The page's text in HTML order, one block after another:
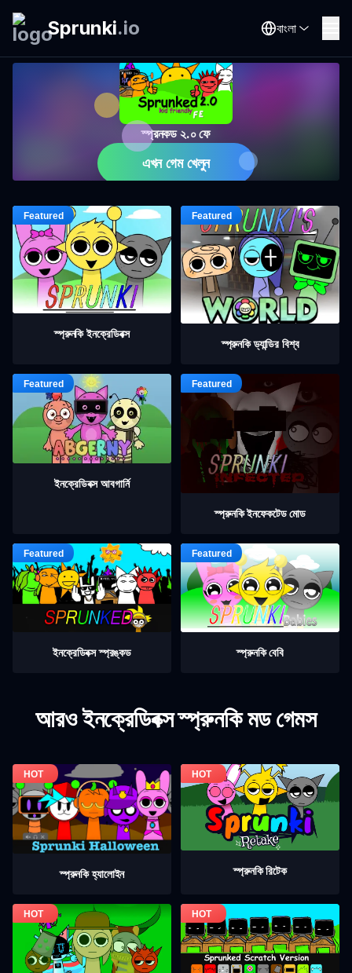
Sprunki.io বাংলা
স্প্রনকড ২.০ ফে
এখন গেম খেলুন
স্প্রুনকি ইনক্রেডিবক্স
স্প্রুনকি ড্যান্ডির বিশ্ব
ইনক্রেডিবক্স আবগার্নি
স্প্রুনকি ইনফেকটেড মোড
ইনক্রেডিবক্স স্প্রঙ্কড স্প্রুনকি বেবি
আরও ইনক্রেডিবক্স স্প্রুনকি মড গেমস
স্প্রুনকি হ্যালোইন স্প্রুনকি রিটেক